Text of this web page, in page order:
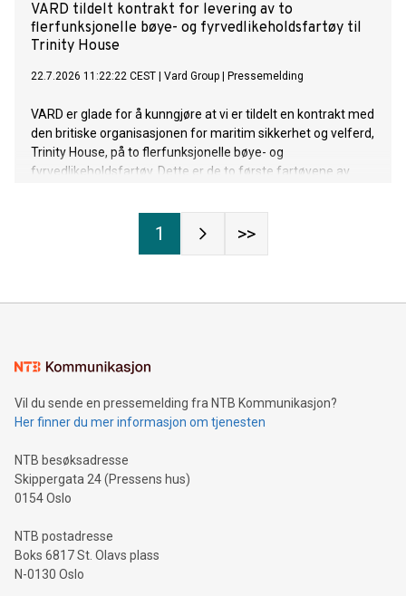
VARD tildelt kontrakt for levering av to
flerfunksjonelle bøye- og fyrvedlikeholdsfartøy til
Trinity House
22.7.2026 11:22:22 CEST Vard Group Pressemelding
VARD er glade for å kunngjøre at vi er tildelt en kontrakt med
den britiske organisasjonen for maritim sikkerhet og velferd,
Trinity House, på to flerfunksjonelle bøye- og
fyrvedlikeholdsfartøy. Dette er de to første fartøyene av
overstiger 220 millioner euro.
1 >>
Vil du sende en pressemelding fra NTB Kommunikasjon?
Her finner du mer informasjon om tjenesten
NTB besøksadresse
Skippergata 24 (Pressens hus)
0154 Oslo
NTB postadresse
Boks 6817 St. Olavs plass
N-0130 Oslo